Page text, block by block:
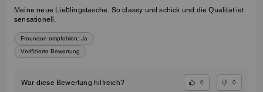
Meine neue Lieblingstasche. So classy und schick und die Qualität ist
sensationell.
Freunden empfehlen: Ja
Verifizierte Bewertung
War diese Bewertung hilfreich? 0 0